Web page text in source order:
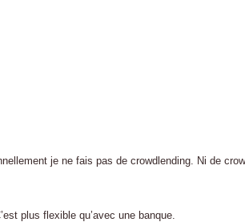
je ne fais pas de crowdlending. Ni de
plus flexible qu’avec une banque.